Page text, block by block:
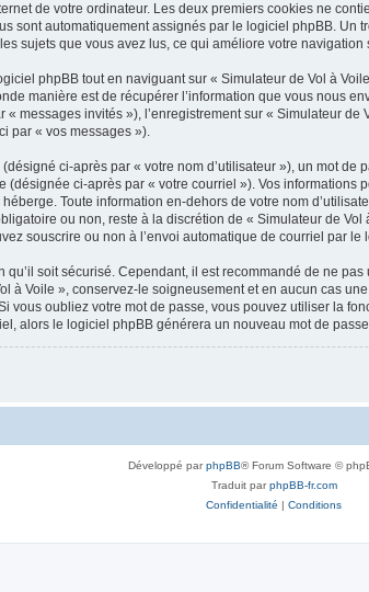
de votre ordinateur. Les deux premiers cookies ne
sont automatiquement assignés par le logiciel phpBB.
sujets que vous avez lus, ce qui améliore votre navigation
phpBB tout en naviguant sur « Simulateur de Vol à
manière est de récupérer l’information que vous nous
messages invités »), l’enregistrement sur « Simulateur
par « vos messages »).
ci-après par « votre nom d’utilisateur »), un mot
ci-après par « votre courriel »). Vos informations
Toute information en-dehors de votre nom
ou non, reste à la discrétion de « Simulateur de
souscrire ou non à l’envoi automatique de courriel par le
soit sécurisé. Cependant, il est recommandé de ne
à Voile », conservez-le soigneusement et en aucun cas
vous oubliez votre mot de passe, vous pouvez utiliser la
alors le logiciel phpBB générera un nouveau mot de
Développé parphpBB® Forum Software ©
Traduit parphpBB-fr.com
Confidentialité | Conditions